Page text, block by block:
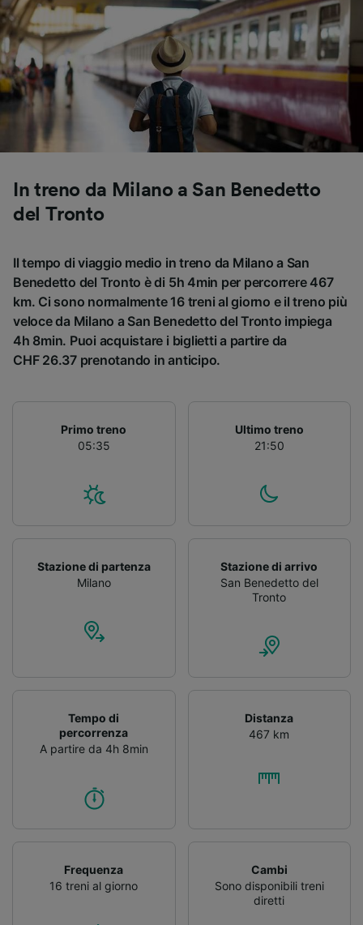
In treno da Milano a San Benedetto
del Tronto
Il tempo di viaggio medio in treno da Milano a San
Benedetto del Tronto è di 5h 4min per percorrere 467
km. Ci sono normalmente 16 treni al giorno e il treno più
veloce da Milano a San Benedetto del Tronto impiega
4h 8min. Puoi acquistare i biglietti a partire da
CHF 26.37 prenotando in anticipo.
Primo treno
05:35
Ultimo treno
21:50
Stazione di partenza
Milano
Stazione di arrivo
San Benedetto del
Tronto
Tempo di
percorrenza
A partire da 4h 8min
Distanza
467 km
Frequenza
16 treni al giorno
Cambi
Sono disponibili treni
diretti
Utilizzare dati di geolocalizzazione precisi.
Scansione attiva delle caratteristiche del
dispositivo ai fini dell’identificazione.
Archiviare informazioni su dispositivo e/o
accedervi. Pubblicità e contenuti
personalizzati, misurazione delle prestazioni
dei contenuti e degli annunci, ricerche sul
pubblico, sviluppo di servizi.